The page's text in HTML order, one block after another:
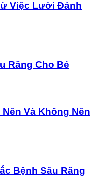
Việc Lười Đánh
Răng Cho Bé
Và Không Nên
Bệnh Sâu Răng